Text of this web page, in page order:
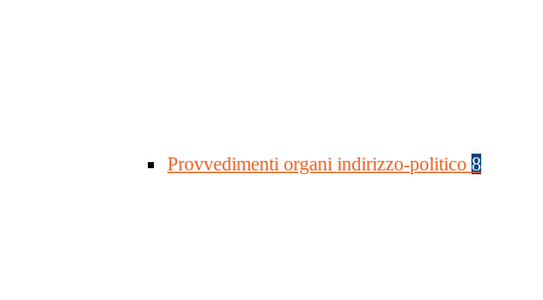
Provvedimenti organi indirizzo-politico 8